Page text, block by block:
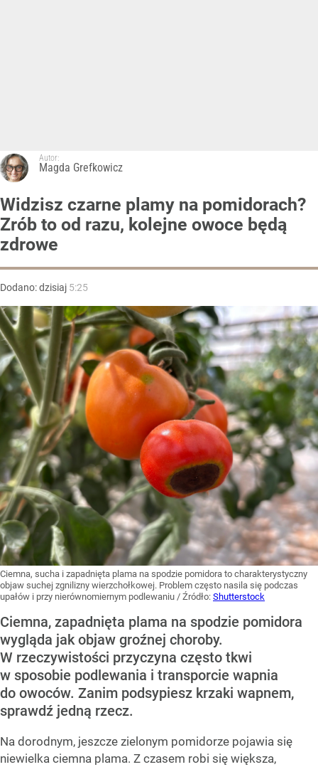
Autor:
Magda Grefkowicz
Widzisz czarne plamy na pomidorach?
Zrób to od razu, kolejne owoce będą
zdrowe
Dodano:dzisiaj 5:25
Ciemna, sucha i zapadnięta plama na spodzie pomidora to charakterystyczny
objaw suchej zgnilizny wierzchołkowej. Problem często nasila się podczas
upałów i przy nierównomiernym podlewaniu / Źródło: Shutterstock
Ciemna, zapadnięta plama na spodzie pomidora
wygląda jak objaw groźnej choroby.
W rzeczywistości przyczyna często tkwi
w sposobie podlewania i transporcie wapnia
do owoców. Zanim podsypiesz krzaki wapnem,
sprawdź jedną rzecz.
Na dorodnym, jeszcze zielonym pomidorze pojawia się
niewielka ciemna plama. Z czasem robi się większa,